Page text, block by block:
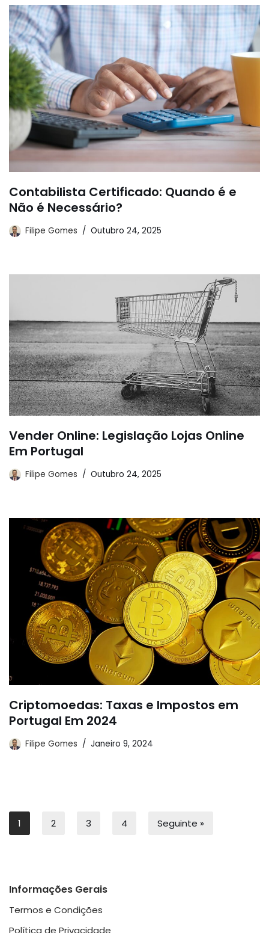
Contabilista Certificado: Quando é e
Não é Necessário?
Filipe Gomes Outubro 24, 2025
Vender Online: Legislação Lojas Online
Em Portugal
Filipe Gomes Outubro 24, 2025
Criptomoedas: Taxas e Impostos em
Portugal Em 2024
Filipe Gomes Janeiro 9, 2024
1 2 3 4 Seguinte »
Informações Gerais
Termos e Condições
Política de Privacidade